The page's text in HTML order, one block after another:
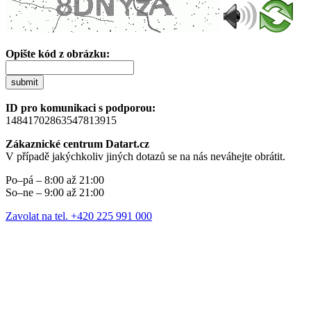
Opište kód z obrázku:
submit
ID pro komunikaci s podporou:
14841702863547813915
Zákaznické centrum Datart.cz
V případě jakýchkoliv jiných dotazů se na nás neváhejte obrátit.
Po–pá – 8:00 až 21:00
So–ne – 9:00 až 21:00
Zavolat na tel. +420 225 991 000